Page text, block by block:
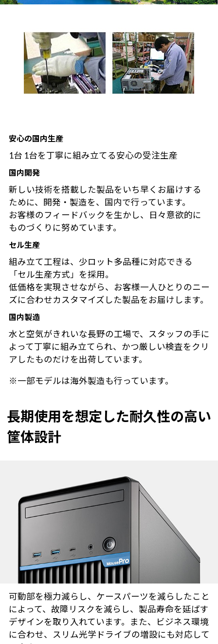
安心の国内生産
1台 1台を丁寧に組み立てる安心の受注生産
国内開発
新しい技術を搭載した製品をいち早くお届けする
ために、開発・製造を、国内で行っています。
お客様のフィードバックを生かし、日々意欲的に
ものづくりに努めています。
セル生産
組み立て工程は、少ロット多品種に対応できる
「セル生産方式」を採用。
低価格を実現させながら、お客様一人ひとりのニー
ズに合わせカスタマイズした製品をお届けします。
国内製造
水と空気がきれいな長野の工場で、スタッフの手に
よって丁寧に組み立てられ、かつ厳しい検査をクリ
アしたものだけを出荷しています。
※一部モデルは海外製造も行っています。
長期使用を想定した耐久性の高い
筐体設計
可動部を極力減らし、ケースパーツを減らしたこと
によって、故障リスクを減らし、製品寿命を延ばす
デザインを取り入れています。また、ビジネス環境
に合わせ、スリム光学ドライブの増設にも対応して